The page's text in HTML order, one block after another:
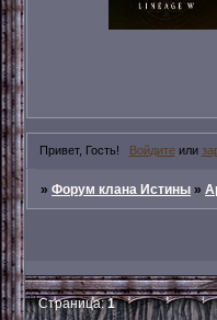
Привет, Гость! Войдитеили
»Форум клана Истины »
Страница:1